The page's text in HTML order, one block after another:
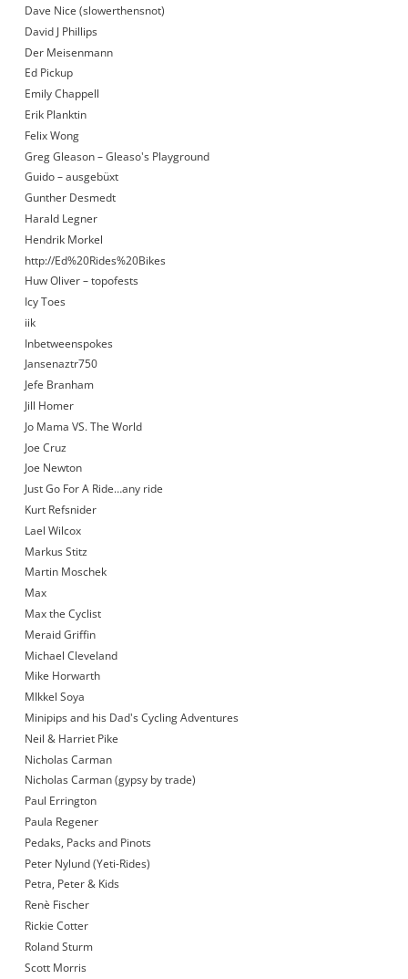
Dave Nice (slowerthensnot)
David J Phillips
Der Meisenmann
Ed Pickup
Emily Chappell
Erik Planktin
Felix Wong
Greg Gleason – Gleaso's Playground
Guido – ausgebüxt
Gunther Desmedt
Harald Legner
Hendrik Morkel
http://Ed%20Rides%20Bikes
Huw Oliver – topofests
Icy Toes
iik
Inbetweenspokes
Jansenaztr750
Jefe Branham
Jill Homer
Jo Mama VS. The World
Joe Cruz
Joe Newton
Just Go For A Ride…any ride
Kurt Refsnider
Lael Wilcox
Markus Stitz
Martin Moschek
Max
Max the Cyclist
Meraid Griffin
Michael Cleveland
Mike Horwarth
MIkkel Soya
Minipips and his Dad's Cycling Adventures
Neil & Harriet Pike
Nicholas Carman
Nicholas Carman (gypsy by trade)
Paul Errington
Paula Regener
Pedaks, Packs and Pinots
Peter Nylund (Yeti-Rides)
Petra, Peter & Kids
Renè Fischer
Rickie Cotter
Roland Sturm
Scott Morris